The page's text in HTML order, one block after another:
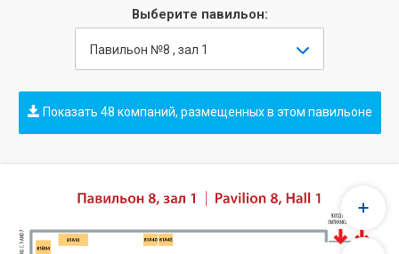
Выберите павильон:
Павильон №8 , зал 1
Показать 48 компаний, размещенных в этом павильоне